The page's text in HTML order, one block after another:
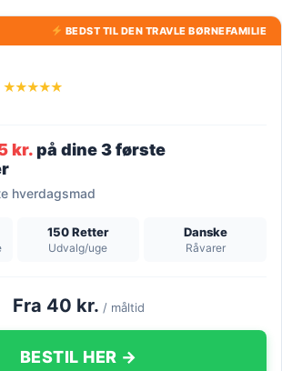
BEDST TIL DEN TRAVLE BØRNEFAMILIE
★★★★★
kr.på dine 3 første
hverdagsmad
150 Retter
Udvalg/uge
Danske
Råvarer
Fra 40 kr. / måltid
BESTIL HER →